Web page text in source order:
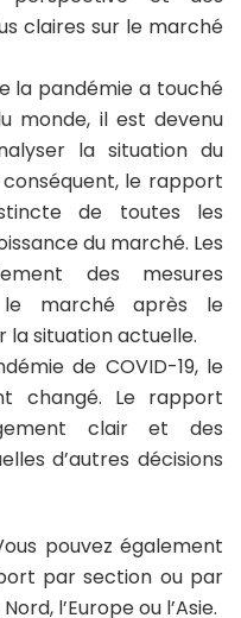
claires sur le marché
la pandémie a touché
monde, il est devenu
la situation du
le rapport
de toutes les
du marché. Les
des mesures
le marché après le
la situation actuelle.
de COVID-19, le
changé. Le rapport
clair et des
d’autres décisions
pouvez également
par section ou par
l’Europe ou l’Asie.